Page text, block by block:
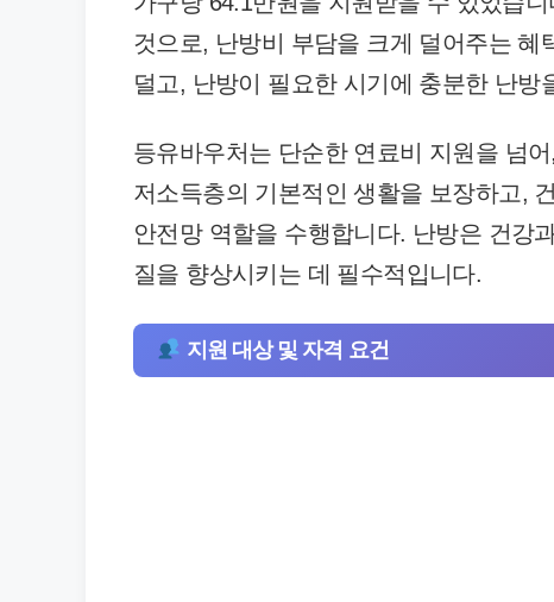
것으로, 난방비 부담을 크게 덜어주는
덜고, 난방이 필요한 시기에 충분한 난방
등유바우처는 단순한 연료비 지원을 넘
저소득층의 기본적인 생활을 보장하고,
안전망 역할을 수행합니다. 난방은 건강
질을 향상시키는 데 필수적입니다.
지원 대상 및 자격 요건